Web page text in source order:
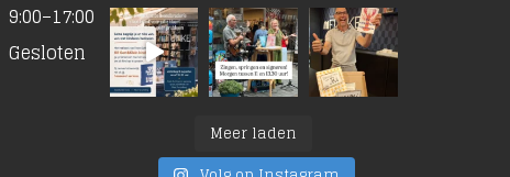
9:00–17:00
Gesloten
Meer laden